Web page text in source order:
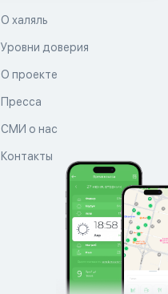
О халяль
Уровни доверия
О проекте
Пресса
СМИ о нас
Контакты